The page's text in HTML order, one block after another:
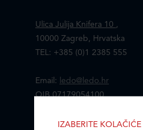
Ulica Julija Knifera 10 ,
10000 Zagreb, Hrvatska
TEL: +385 (0)1 2385 555
Email:
ledo@ledo.hr
OIB 07179054100
IZABERITE